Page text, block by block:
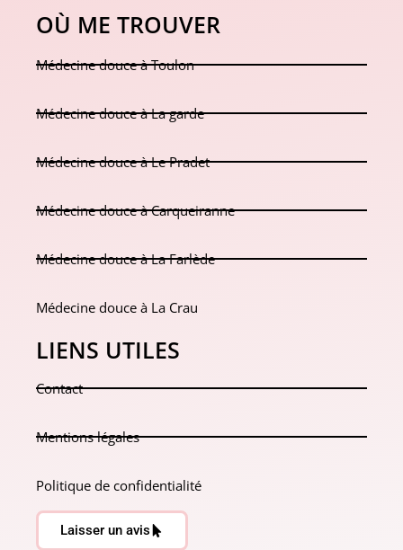
OÙ ME TROUVER
Médecine douce à Toulon
Médecine douce à La garde
Médecine douce à Le Pradet
Médecine douce à Carqueiranne
Médecine douce à La Farlède
Médecine douce à La Crau
LIENS UTILES
Contact
Mentions légales
Politique de confidentialité
Laisser un avis